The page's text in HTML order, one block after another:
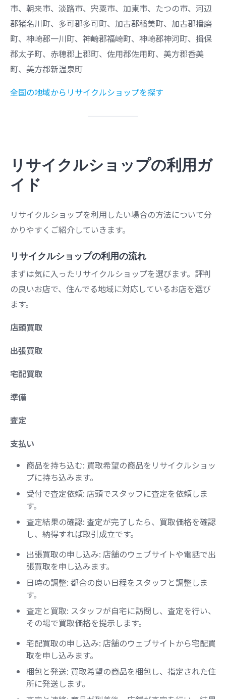
市、朝来市、淡路市、宍粟市、加東市、たつの市、河辺
郡猪名川町、多可郡多可町、加古郡稲美町、加古郡播磨
町、神崎郡一川町、神崎郡福崎町、神崎郡神河町、揖保
郡太子町、赤穂郡上郡町、佐用郡佐用町、美方郡香美
町、美方郡新温泉町
全国の地域からリサイクルショップを探す
リサイクルショップの利用ガ
イド
リサイクルショップを利用したい場合の方法について分
かりやすくご紹介していきます。
リサイクルショップの利用の流れ
まずは気に入ったリサイクルショップを選びます。評判
の良いお店で、住んでる地域に対応しているお店を選び
ます。
店頭買取
出張買取
宅配買取
準備
査定
支払い
商品を持ち込む: 買取希望の商品をリサイクルショッ
プに持ち込みます。
受付で査定依頼: 店頭でスタッフに査定を依頼しま
す。
査定結果の確認: 査定が完了したら、買取価格を確認
し、納得すれば取引成立です。
出張買取の申し込み: 店舗のウェブサイトや電話で出
張買取を申し込みます。
日時の調整: 都合の良い日程をスタッフと調整しま
す。
査定と買取: スタッフが自宅に訪問し、査定を行い、
その場で買取価格を提示します。
宅配買取の申し込み: 店舗のウェブサイトから宅配買
取を申し込みます。
梱包と発送: 買取希望の商品を梱包し、指定された住
所に発送します。